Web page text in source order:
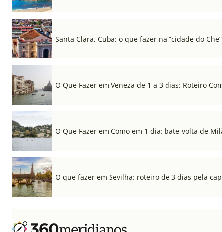
Santa Clara, Cuba: o que fazer na “cidade do Che”
O Que Fazer em Veneza de 1 a 3 dias: Roteiro
O Que Fazer em Como em 1 dia: bate-volta de
O que fazer em Sevilha: roteiro de 3 dias pela